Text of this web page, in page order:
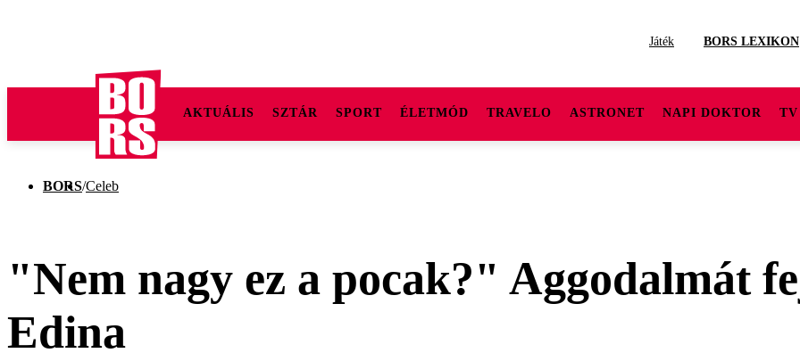
Játék BORS LEXIKON
AKTUÁLIS SZTÁR SPORT ÉLETMÓD TRAVELO ASTRONET NAPI DOKTOR TV
BORS/Celeb
"Nem nagy ez a pocak?" Aggodalmát
Edina